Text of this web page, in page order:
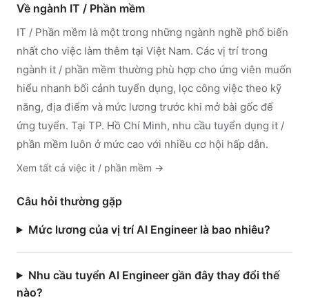
Về ngành IT / Phần mềm
IT / Phần mềm là một trong những ngành nghề phổ biến
nhất cho việc làm thêm tại Việt Nam. Các vị trí trong
ngành it / phần mềm thường phù hợp cho ứng viên muốn
hiểu nhanh bối cảnh tuyển dụng, lọc công việc theo kỹ
năng, địa điểm và mức lương trước khi mở bài gốc để
ứng tuyển. Tại TP. Hồ Chí Minh, nhu cầu tuyển dụng it /
phần mềm luôn ở mức cao với nhiều cơ hội hấp dẫn.
Xem tất cả việc it / phần mềm →
Câu hỏi thường gặp
Mức lương của vị trí AI Engineer là bao nhiêu?
Nhu cầu tuyển AI Engineer gần đây thay đổi thế
nào?